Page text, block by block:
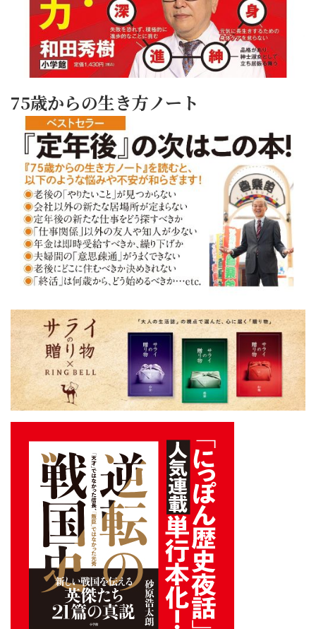
75歳からの生き方ノート